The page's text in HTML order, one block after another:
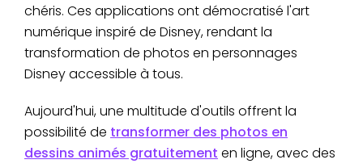
chéris. Ces applications ont démocratisé l'art
numérique inspiré de Disney, rendant la
transformation de photos en personnages
Disney accessible à tous.
Aujourd'hui, une multitude d'outils offrent la
possibilité de transformer des photos en
dessins animés gratuitement en ligne, avec des